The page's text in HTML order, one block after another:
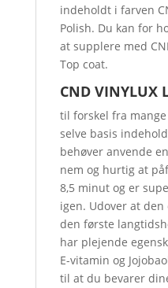
indeholdt i farven
Polish. Du kan for
at supplere med
Top coat.
CND VINYLUX
til forskel fra
selve basis
behøver anvende
nem og hurtig at
8,5 minut og er
igen. Udover at
den første
har plejende
E-vitamin og
til at du bevarer